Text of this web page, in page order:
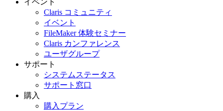
イベント
Claris コミュニティ
イベント
FileMaker 体験セミナー
Claris カンファレンス
ユーザグループ
サポート
システムステータス
サポート窓口
購入
購入プラン